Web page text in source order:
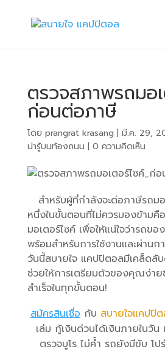
ตรวจสภาพรถมอ
ก่อนต่อภาษี
โดย prangrat krasang | มี.ค. 29,
น่ารู้บนท้องถนน | 0 ความคิดเห็น
สำหรับผู้ที่กำลังจะต่อภาษีรถม
หนึ่งในขั้นตอนที่ไม่ควรมองข้าม
มอเตอร์ไซค์ เพื่อให้แน่ใจว่ารถข
พร้อมสำหรับการใช้งานและผ่าน
วันนี้สบายใจ แคปปิตอลมีเคล็ดลั
ช่วยให้การเตรียมตัวของคุณง่าย
สำเร็จในทุกขั้นตอน!
สมัครสินเชื่อกับ สบายใจแคปปิ
เล่ม กู้เงินด่วนได้เงินภายในวัน
ตรวจบูโร ไม่ค้ำ รถยังมีขับ โป